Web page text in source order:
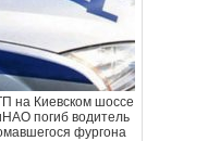
на Киевском шоссе
погиб водитель
фургона